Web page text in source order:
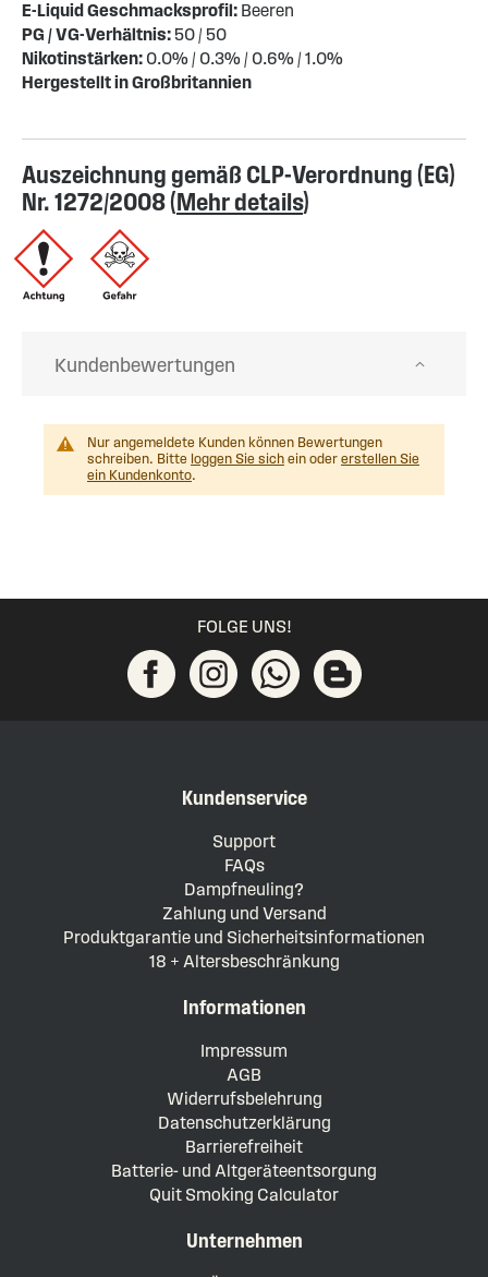
E-Liquid Geschmacksprofil: Beeren
PG / VG-Verhältnis: 50 / 50
Nikotinstärken: 0.0% / 0.3% / 0.6% / 1.0%
Hergestellt in Großbritannien
Auszeichnung gemäß CLP-Verordnung (EG)
Nr. 1272/2008 (Mehr details)
Kundenbewertungen
Nur angemeldete Kunden können Bewertungen
schreiben. Bitte loggen Sie sich ein oder erstellen Sie
ein Kundenkonto.
FOLGE UNS!
Kundenservice
Support
FAQs
Dampfneuling?
Zahlung und Versand
Produktgarantie und Sicherheitsinformationen
18 + Altersbeschränkung
Informationen
Impressum
AGB
Widerrufsbelehrung
Datenschutzerklärung
Barrierefreiheit
Batterie- und Altgeräteentsorgung
Quit Smoking Calculator
Unternehmen